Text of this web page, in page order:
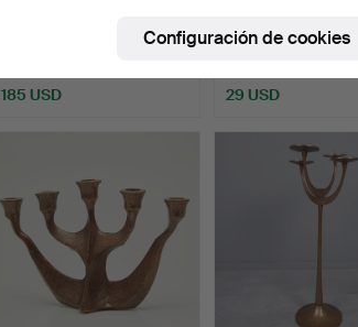
Subastado 31 ene 2025
185 USD
Subastado 16 dic 2024
29 USD
Configuración de cookies